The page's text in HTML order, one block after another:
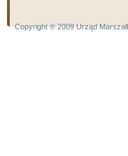
Copyright ® 2009 Urząd